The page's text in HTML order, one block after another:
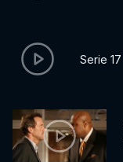
Serie 17